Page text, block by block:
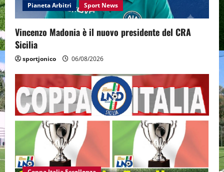
Pianeta Arbitri Sport News
Vincenzo Madonia è il nuovo presidente del CRA
Sicilia
sportjonico 06/08/2026